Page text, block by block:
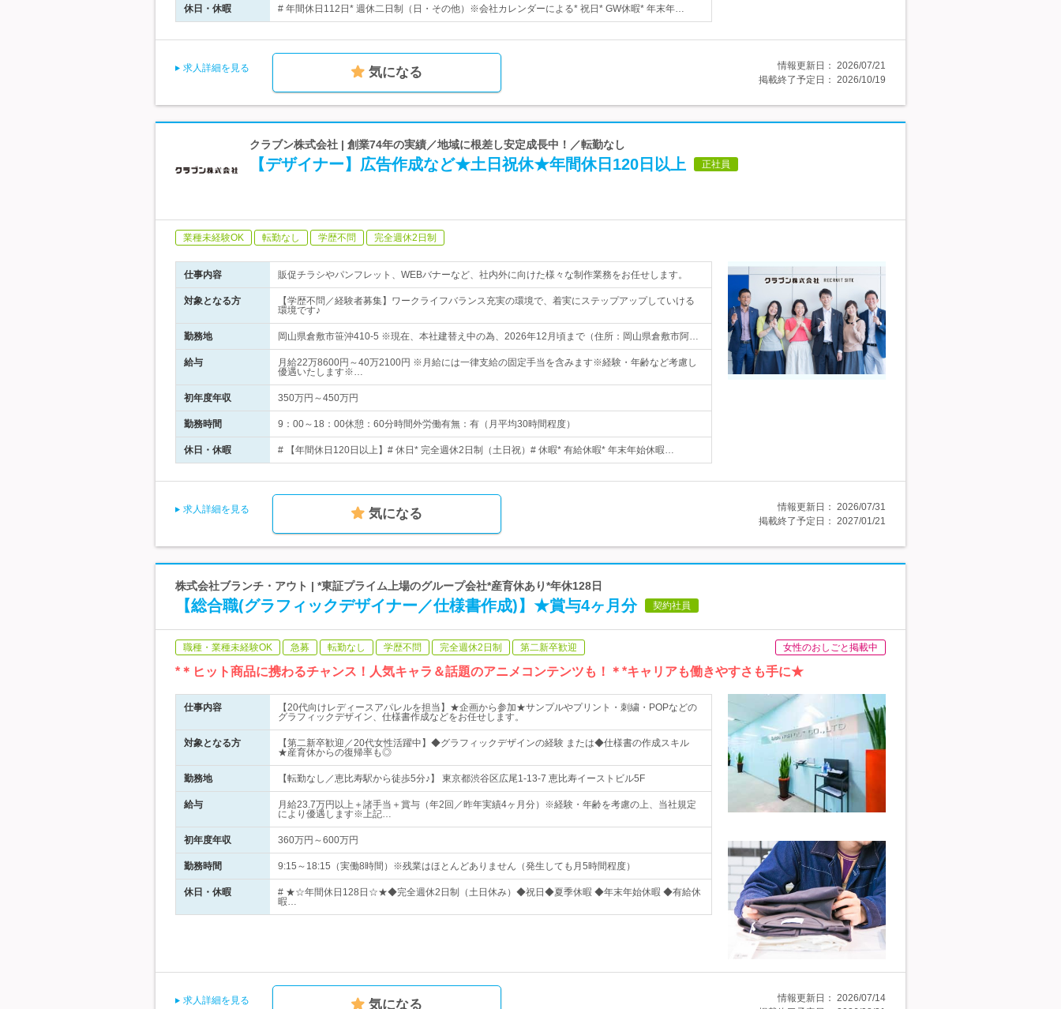
休日・休暇 # 年間休日112日* 週休二日制（日・その他）※会社カレンダーによる* 祝日* GW休暇* 年末年…
求人詳細を見る 気になる 情報更新日： 2026/07/21
掲載終了予定日： 2026/10/19
クラブン株式会社 | 創業74年の実績／地域に根差し安定成長中！／転勤なし
【デザイナー】広告作成など★土日祝休★年間休日120日以上 正社員
業種未経験OK 転勤なし 学歴不問 完全週休2日制
仕事内容 販促チラシやパンフレット、WEBバナーなど、社内外に向けた様々な制作業務をお任せします。
対象となる方
【学歴不問／経験者募集】ワークライフバランス充実の環境で、着実にステップアップしていける
環境です♪
勤務地 岡山県倉敷市笹沖410-5 ※現在、本社建替え中の為、2026年12月頃まで（住所：岡山県倉敷市阿…
給与
月給22万8600円～40万2100円 ※月給には一律支給の固定手当を含みます※経験・年齢など考慮し
優遇いたします※…
初年度年収 350万円～450万円
勤務時間 9：00～18：00休憩：60分時間外労働有無：有（月平均30時間程度）
休日・休暇 # 【年間休日120日以上】# 休日* 完全週休2日制（土日祝）# 休暇* 有給休暇* 年末年始休暇…
求人詳細を見る 気になる 情報更新日： 2026/07/31
掲載終了予定日： 2027/01/21
株式会社ブランチ・アウト | *東証プライム上場のグループ会社*産育休あり*年休128日
【総合職(グラフィックデザイナー／仕様書作成)】★賞与4ヶ月分 契約社員
職種・業種未経験OK 急募 転勤なし 学歴不問 完全週休2日制 第二新卒歓迎 女性のおしごと掲載中
*＊ヒット商品に携わるチャンス！人気キャラ＆話題のアニメコンテンツも！＊*キャリアも働きやすさも手に★
仕事内容
【20代向けレディースアパレルを担当】★企画から参加★サンプルやプリント・刺繍・POPなどの
グラフィックデザイン、仕様書作成などをお任せします。
対象となる方
【第二新卒歓迎／20代女性活躍中】◆グラフィックデザインの経験 または◆仕様書の作成スキル
★産育休からの復帰率も◎
勤務地 【転勤なし／恵比寿駅から徒歩5分♪】 東京都渋谷区広尾1-13-7 恵比寿イーストビル5F
給与
月給23.7万円以上＋諸手当＋賞与（年2回／昨年実績4ヶ月分）※経験・年齢を考慮の上、当社規定
により優遇します※上記…
初年度年収 360万円～600万円
勤務時間 9:15～18:15（実働8時間）※残業はほとんどありません（発生しても月5時間程度）
休日・休暇
# ★☆年間休日128日☆★◆完全週休2日制（土日休み）◆祝日◆夏季休暇 ◆年末年始休暇 ◆有給休
暇…
求人詳細を見る 気になる 情報更新日： 2026/07/14